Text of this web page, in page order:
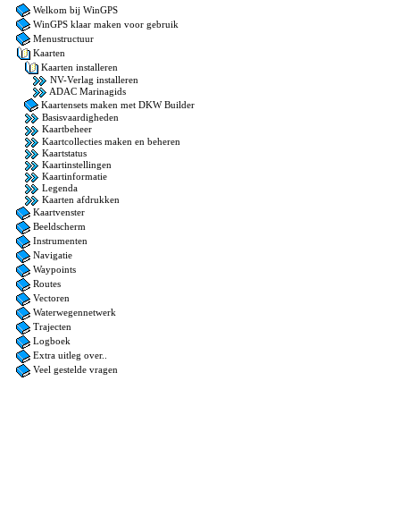
Welkom bij WinGPS
WinGPS klaar maken voor gebruik
Menustructuur
Kaarten
Kaarten installeren
NV-Verlag installeren
ADAC Marinagids
Kaartensets maken met DKW Builder
Basisvaardigheden
Kaartbeheer
Kaartcollecties maken en beheren
Kaartstatus
Kaartinstellingen
Kaartinformatie
Legenda
Kaarten afdrukken
Kaartvenster
Beeldscherm
Instrumenten
Navigatie
Waypoints
Routes
Vectoren
Waterwegennetwerk
Trajecten
Logboek
Extra uitleg over..
Veel gestelde vragen